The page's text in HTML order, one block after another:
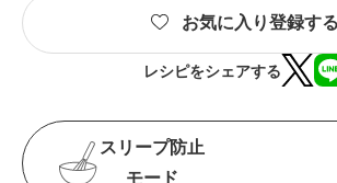
お気に入り登録する
レシピをシェアする
スリープ防止
モード